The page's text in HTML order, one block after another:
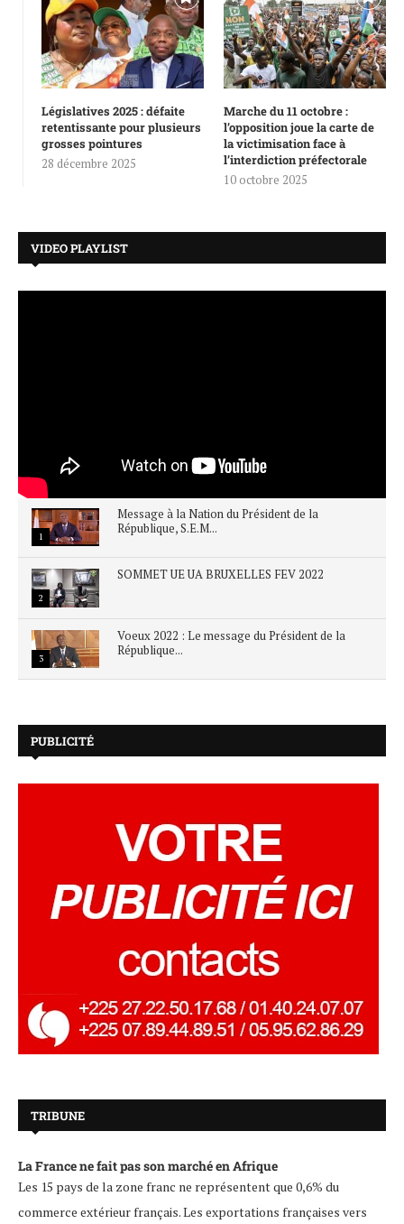
Législatives 2025 : défaite
retentissante pour plusieurs
grosses pointures
28 décembre 2025
Marche du 11 octobre :
l’opposition joue la carte de
la victimisation face à
l’interdiction préfectorale
10 octobre 2025
VIDEO PLAYLIST
1
Message à la Nation du Président de la
République, S.E.M...
2
SOMMET UE UA BRUXELLES FEV 2022
3
Voeux 2022 : Le message du Président de la
République...
PUBLICITÉ
TRIBUNE
La France ne fait pas son marché en Afrique
Les 15 pays de la zone franc ne représentent que 0,6% du
commerce extérieur français. Les exportations françaises vers